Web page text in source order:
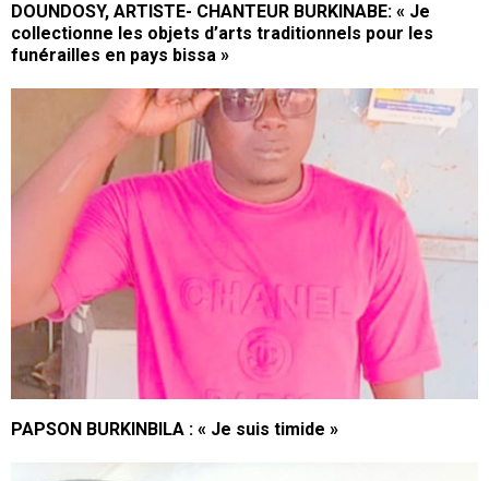
DOUNDOSY, ARTISTE- CHANTEUR BURKINABE: « Je
collectionne les objets d’arts traditionnels pour les
funérailles en pays bissa »
PAPSON BURKINBILA : « Je suis timide »